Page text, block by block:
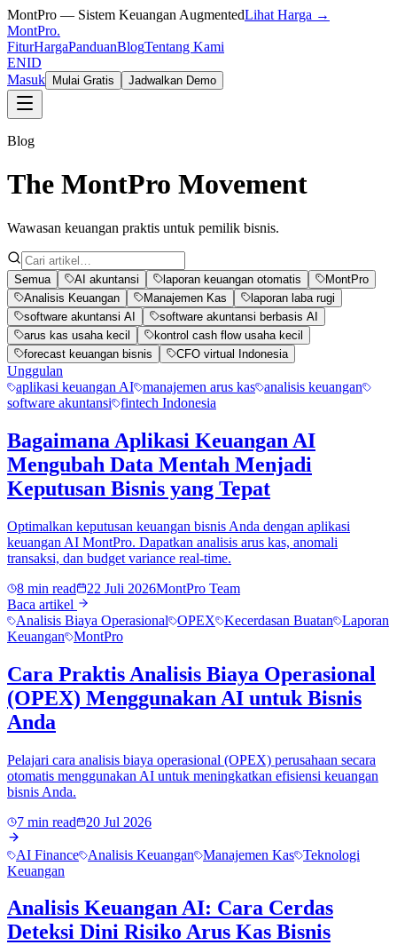
MontPro — Sistem Keuangan AugmentedLihat Harga →
MontPro.
FiturHargaPanduanBlogTentang Kami
ENID
Masuk
Mulai Gratis Jadwalkan Demo
Blog
The MontPro Movement
Wawasan keuangan praktis untuk pemilik bisnis.
Semua AI akuntansi laporan keuangan otomatis
MontPro
Analisis Keuangan
Manajemen Kas
laporan laba rugi
software akuntansi AI
software akuntansi berbasis AI
arus kas usaha kecil
kontrol cash flow usaha kecil
forecast keuangan bisnis
CFO virtual Indonesia
Unggulan
aplikasi keuangan AI manajemen arus kas analisis keuangan
software akuntansi
fintech Indonesia
Bagaimana Aplikasi Keuangan AI
Mengubah Data Mentah Menjadi
Keputusan Bisnis yang Tepat
Optimalkan keputusan keuangan bisnis Anda dengan aplikasi
keuangan AI MontPro. Dapatkan analisis arus kas, anomali
transaksi, dan budget variance real-time.
8 min read
22 Juli 2026MontPro Team
Baca artikel
Analisis Biaya Operasional
OPEX Kecerdasan Buatan
Laporan
Keuangan
MontPro
Cara Praktis Analisis Biaya Operasional
(OPEX) Menggunakan AI untuk Bisnis
Anda
Pelajari cara analisis biaya operasional (OPEX) perusahaan secara
otomatis menggunakan AI untuk meningkatkan efisiensi keuangan
bisnis Anda.
7 min read
20 Jul 2026
AI Finance Analisis Keuangan Manajemen Kas Teknologi
Keuangan
Analisis Keuangan AI: Cara Cerdas
Deteksi Dini Risiko Arus Kas Bisnis